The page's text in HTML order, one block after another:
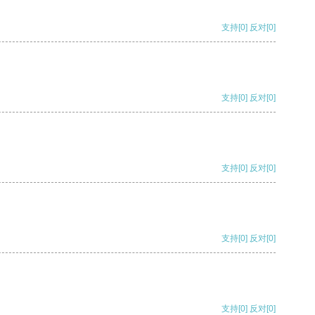
支持[0] 反对[0]
支持[0] 反对[0]
支持[0] 反对[0]
支持[0] 反对[0]
支持[0] 反对[0]